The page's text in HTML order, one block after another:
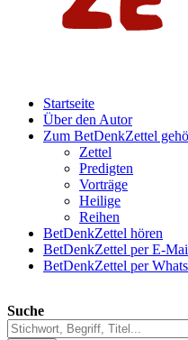
Startseite
Über den Autor
Zum BetDenkZettel
Zettel
Predigten
Vorträge
Heilige
Reihen
BetDenkZettel hören
BetDenkZettel per E-
BetDenkZettel per
Suche